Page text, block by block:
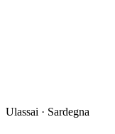
Ulassai · Sardegna